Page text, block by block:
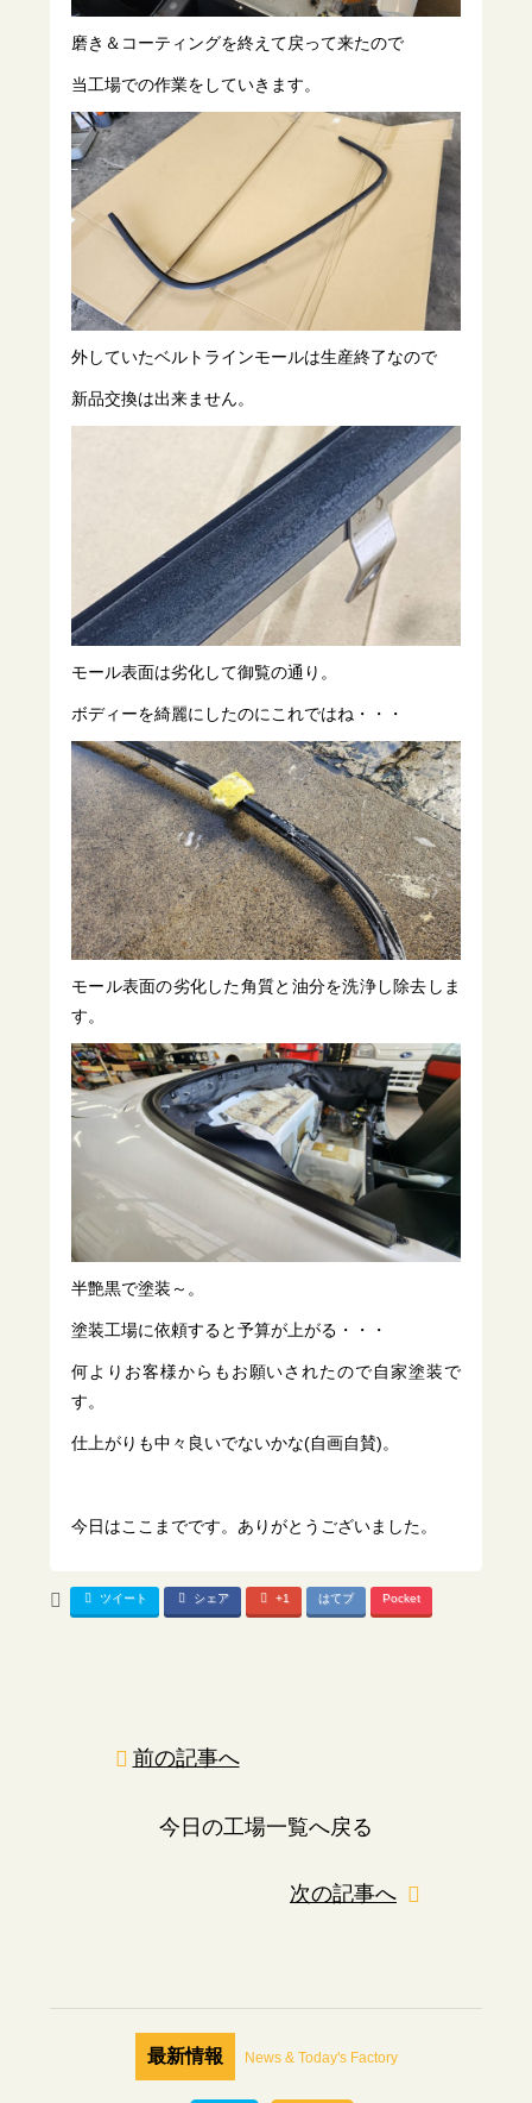
磨き＆コーティングを終えて戻って来たので
当工場での作業をしていきます。
外していたベルトラインモールは生産終了なので
新品交換は出来ません。
モール表面は劣化して御覧の通り。
ボディーを綺麗にしたのにこれではね・・・
モール表面の劣化した角質と油分を洗浄し除去しま
す。
半艶黒で塗装～。
塗装工場に依頼すると予算が上がる・・・
何よりお客様からもお願いされたので自家塗装で
す。
仕上がりも中々良いでないかな(自画自賛)。
今日はここまでです。ありがとうございました。
ツイート シェア +1 はてブ Pocket
前の記事へ
今日の工場一覧へ戻る
次の記事へ
最新情報 News & Today's Factory